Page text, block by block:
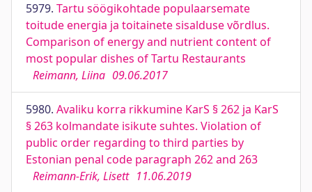
5979. Tartu söögikohtade populaarsemate
toitude energia ja toitainete sisalduse võrdlus.
Comparison of energy and nutrient content of
most popular dishes of Tartu Restaurants
Reimann, Liina 09.06.2017
5980. Avaliku korra rikkumine KarS § 262 ja KarS
§ 263 kolmandate isikute suhtes. Violation of
public order regarding to third parties by
Estonian penal code paragraph 262 and 263
Reimann-Erik, Lisett 11.06.2019